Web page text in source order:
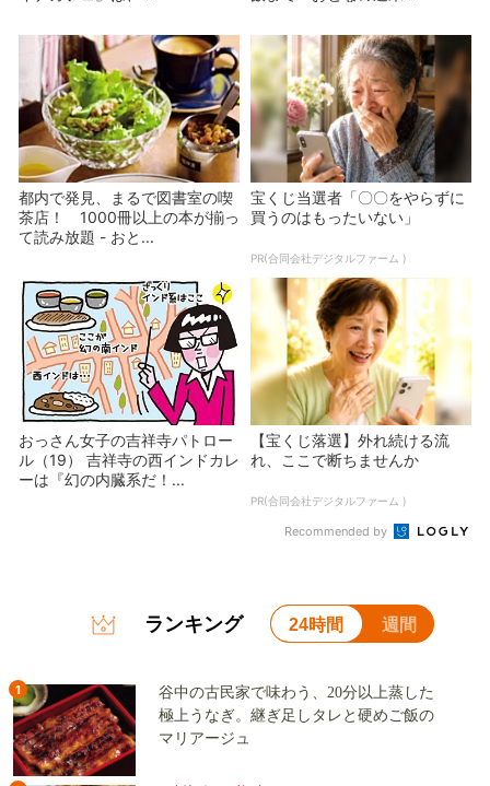
都内で発見、まるで図書室の喫
茶店！ 1000冊以上の本が揃っ
て読み放題 - おと...
宝くじ当選者「〇〇をやらずに
買うのはもったいない」
PR(合同会社デジタルファーム )
おっさん女子の吉祥寺パトロー
ル（19） 吉祥寺の西インドカレ
ーは『幻の内臓系だ！...
【宝くじ落選】外れ続ける流
れ、ここで断ちませんか
PR(合同会社デジタルファーム )
Recommended by
ランキング 24時間 週間
1
谷中の古民家で味わう、20分以上蒸した
極上うなぎ。継ぎ足しタレと硬めご飯の
マリアージュ